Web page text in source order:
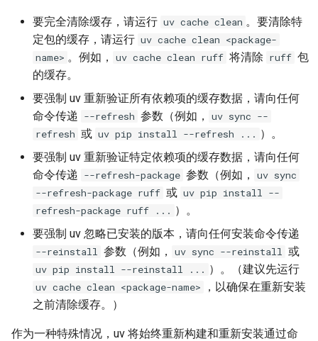
uv workspace
uv cache
uv self
生成 shell 补全脚本
uv help
要完全清除缓存，请运行 uv cache clean 。要清除特
定包的缓存，请运行 uv cache clean <package-
name> 。例如， uv cache clean ruff 将清除 ruff 包
的缓存。
要强制 uv 重新验证所有依赖项的缓存数据，请向任何
命令传递 --refresh 参数（例如，
uv sync --
refresh 或 uv pip install --refresh ... ）。
要强制 uv 重新验证特定依赖项的缓存数据，请向任何
命令传递 --refresh-package 参数（例如，
uv sync
--refresh-package ruff 或 uv pip install --
refresh-package ruff ... ）。
要强制 uv 忽略已安装的版本，请向任何安装命令传递
--reinstall 参数（例如， uv sync --reinstall 或
uv pip install --reinstall ... ）。（建议先运行
uv cache clean <package-name>
，以确保在重新安装
之前清除缓存。）
作为一种特殊情况，uv 将始终重新构建和重新安装通过命